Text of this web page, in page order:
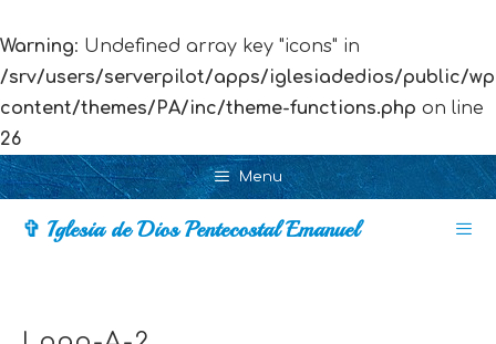
Warning: Undefined array key "icons" in
/srv/users/serverpilot/apps/iglesiadedios/public/
content/themes/PA/inc/theme-functions.php on line
26
Skip
to
content
Menu
✞ Iglesia de Dios Pentecostal Emanuel